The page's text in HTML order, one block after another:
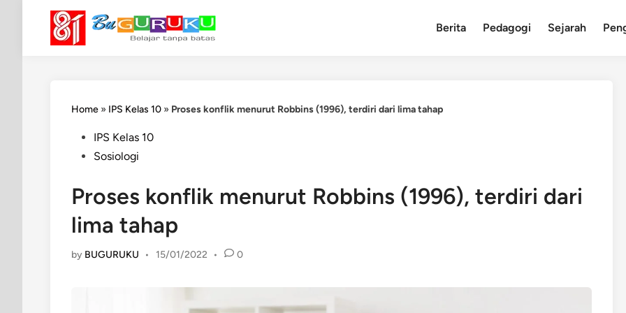
content
Berita Pedagogi Sejarah
Home » IPS Kelas 10 » Proses konflik menurut Robbins (1996), terdiri dari lima tahap
PostedIPS Kelas 10
Sosiologi
Proses konflik menurut Robbins (1996), terdiri dari
lima tahap
by BUGURUKU • 15/01/2022 • 0